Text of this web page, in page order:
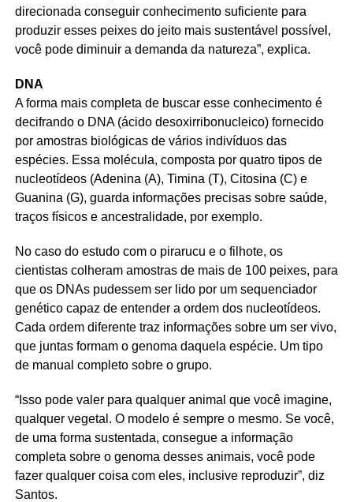
direcionada conseguir conhecimento suficiente para
produzir esses peixes do jeito mais sustentável possível,
você pode diminuir a demanda da natureza”, explica.
DNA
A forma mais completa de buscar esse conhecimento é
decifrando o DNA (ácido desoxirribonucleico) fornecido
por amostras biológicas de vários indivíduos das
espécies. Essa molécula, composta por quatro tipos de
nucleotídeos (Adenina (A), Timina (T), Citosina (C) e
Guanina (G), guarda informações precisas sobre saúde,
traços físicos e ancestralidade, por exemplo.
No caso do estudo com o pirarucu e o filhote, os
cientistas colheram amostras de mais de 100 peixes, para
que os DNAs pudessem ser lido por um sequenciador
genético capaz de entender a ordem dos nucleotídeos.
Cada ordem diferente traz informações sobre um ser vivo,
que juntas formam o genoma daquela espécie. Um tipo
de manual completo sobre o grupo.
“Isso pode valer para qualquer animal que você imagine,
qualquer vegetal. O modelo é sempre o mesmo. Se você,
de uma forma sustentada, consegue a informação
completa sobre o genoma desses animais, você pode
fazer qualquer coisa com eles, inclusive reproduzir”, diz
Santos.